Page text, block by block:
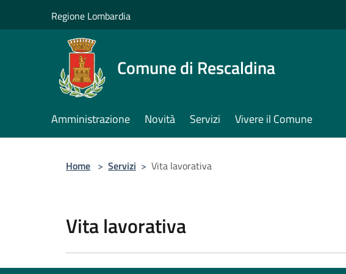
Regione Lombardia
Comune di Rescaldina
Amministrazione Novità Servizi Vivere il Comune
Home > Servizi > Vita lavorativa
Vita lavorativa